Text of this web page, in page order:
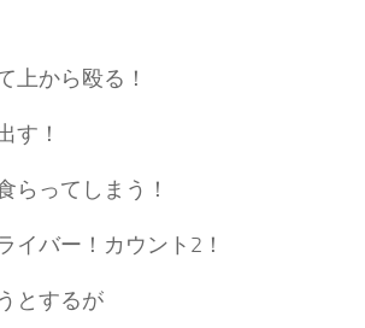
上から殴る！
す！
らってしまう！
バー！カウント2！
とするが